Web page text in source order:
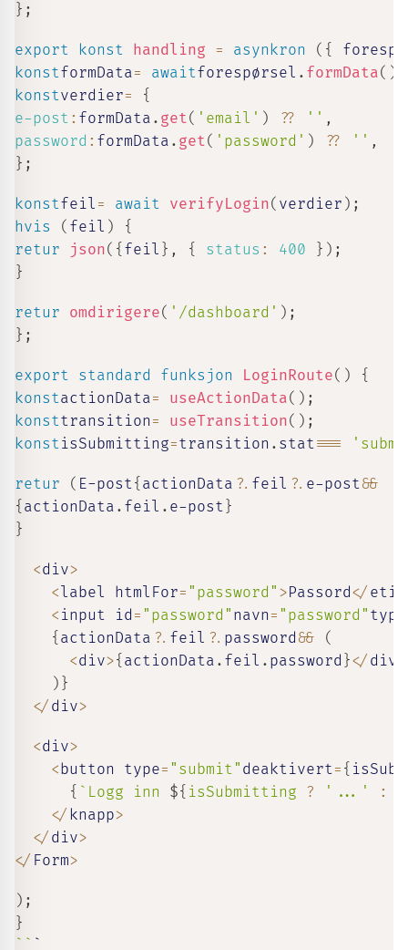
} ;
export konst handling = asynkron ( {
konstformData= awaitforespørsel . formData( )
konstverdier=
{
e-post : formData . get( 'email' ) ?? '' ,
password : formData . get( 'password' ) ?? '' ,
} ;
konstfeil = await verifyLogin( verdier ) ;
hvis
( feil )
{
retur
json( { feil } , { status : 400 } ) ;
}
retur omdirigere( '/dashboard' ) ;
} ;
export standard funksjon LoginRoute( )
{
konstactionData= useActionData( ) ;
konsttransition = useTransition( ) ;
konstisSubmitting=transition . stat===
retur ( E-post{ actionData ?. feil ?. e-post&&
{ actionData . feil . e-post }
}
<div>
< label htmlFor= "password" >Passord</
< input id = "password" navn = "password" type
{ actionData ?. feil ?. password &&
(
<div>{ actionData . feil . password }</ div
) }
</ div>
<div>
<button type= "submit" deaktivert= {
{ ` Logg inn ${ isSubmitting ? '...' :
</ knapp>
</ div>
</ Form>
) ;
}